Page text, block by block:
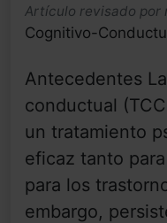
Artículo revisado por
Cognitivo-
Antecedentes
conductual
un tratamiento
eficaz tanto
para los
embargo,